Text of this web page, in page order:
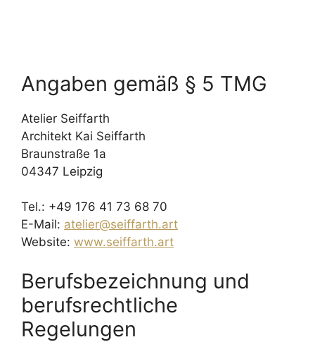
Angaben gemäß § 5 TMG
Atelier Seiffarth
Architekt Kai Seiffarth
Braunstraße 1a
04347 Leipzig
Tel.: +49 176 41 73 68 70
E-Mail: atelier@seiffarth.art
Website: www.seiffarth.art
Berufsbezeichnung und
berufsrechtliche
Regelungen